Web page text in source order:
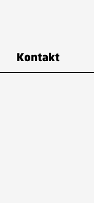
Kontakt